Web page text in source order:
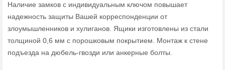
Наличие замков с индивидуальным ключом повышает
надежность защиты Вашей корреспонденции от
злоумышленников и хулиганов. Ящики изготовлены из стали
толщиной 0,6 мм с порошковым покрытием. Монтаж к стене
подъезда на дюбель-гвозди или анкерные болты.